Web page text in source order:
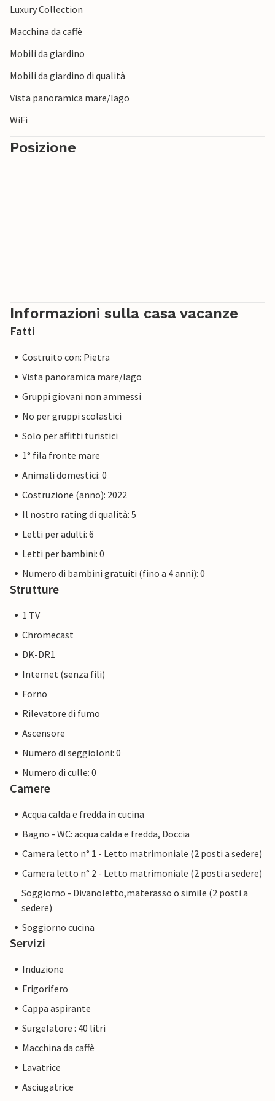
opzioni. Per esempio, visitate la penisola di Mols e scoprite
il Parco Nazionale Mols Bjerge o le rovine del Castello di
Non vedete l'ora di trascorrere una vacanza unica e
Luxury Collection
Macchina da caffè
Mobili da giardino
Mobili da giardino di qualità
Vista panoramica mare/lago
WiFi
Posizione
Informazioni sulla casa vacanze
Fatti
Costruito con: Pietra
Vista panoramica mare/lago
Gruppi giovani non ammessi
No per gruppi scolastici
Solo per affitti turistici
1° fila fronte mare
Animali domestici: 0
Costruzione (anno): 2022
Il nostro rating di qualità: 5
Letti per adulti: 6
Letti per bambini: 0
Numero di bambini gratuiti (fino a 4 anni): 0
Strutture
1 TV
Chromecast
DK-DR1
Internet (senza fili)
Forno
Rilevatore di fumo
Ascensore
Numero di seggioloni: 0
Numero di culle: 0
Camere
Acqua calda e fredda in cucina
Bagno - WC: acqua calda e fredda, Doccia
Camera letto n° 1 - Letto matrimoniale (2 posti a sedere)
Camera letto n° 2 - Letto matrimoniale (2 posti a sedere)
Soggiorno - Divanoletto,materasso o simile (2 posti a
sedere)
Soggiorno cucina
Servizi
Induzione
Frigorifero
Cappa aspirante
Surgelatore : 40 litri
Macchina da caffè
Lavatrice
Asciugatrice